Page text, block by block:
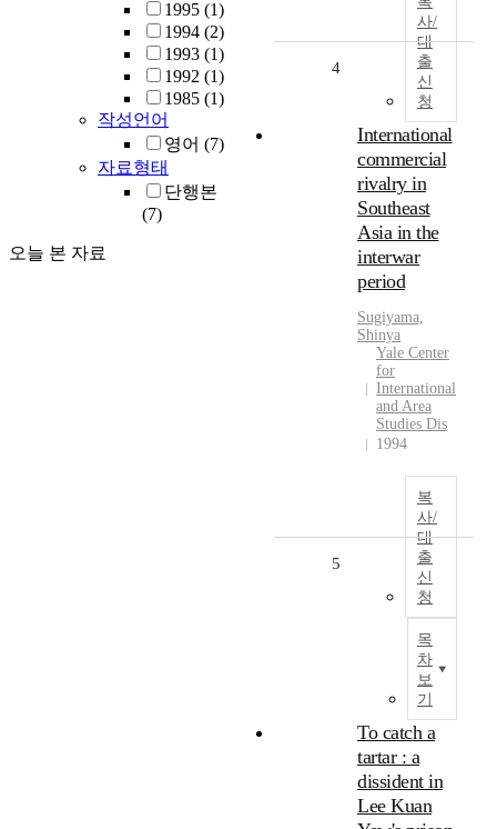
1995 (1)
1994 (2)
1993 (1)
1992 (1)
1985 (1)
작성언어
영어 (7)
자료형태
단행본
(7)
오늘 본 자료
사/
대
출
신
청
4
International
commercial
rivalry in
Southeast
Asia in the
interwar
period
Sugiyama,
Shinya
Yale Center
for
International
and Area
Studies Dis
1994
복
사/
대
출
신
청
목
차
보
기
5
To catch a
tartar : a
dissident in
Lee Kuan